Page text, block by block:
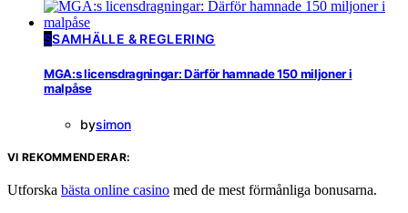
SSAMHÄLLE & REGLERING
MGA:s licensdragningar: Därför hamnade 150 miljoner i
malpåse
bysimon
VI REKOMMENDERAR:
Utforska bästa online casino med de mest förmånliga bonusarna.